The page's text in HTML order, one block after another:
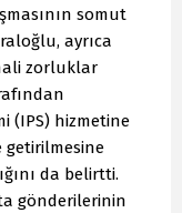
somut
ayrıca
zorluklar
(IPS) hizmetine
da belirtti.
gönderilerinin